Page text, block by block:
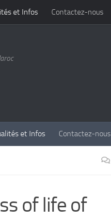
et Infos Contactez-nous
et Infos Contactez-nous
of life of